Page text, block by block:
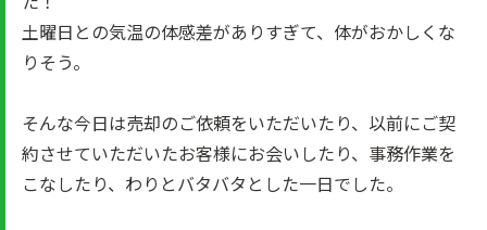
土曜日との気温の体感差がありすぎて、体がおかしくな
りそう。
そんな今日は売却のご依頼をいただいたり、以前にご契
約させていただいたお客様にお会いしたり、事務作業を
こなしたり、わりとバタバタとした一日でした。